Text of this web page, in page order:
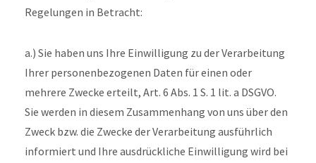
Regelungen in Betracht:
a.) Sie haben uns Ihre Einwilligung zu der Verarbeitung
Ihrer personenbezogenen Daten für einen oder
mehrere Zwecke erteilt, Art. 6 Abs. 1 S. 1 lit. a DSGVO.
Sie werden in diesem Zusammenhang von uns über den
Zweck bzw. die Zwecke der Verarbeitung ausführlich
informiert und Ihre ausdrückliche Einwilligung wird bei